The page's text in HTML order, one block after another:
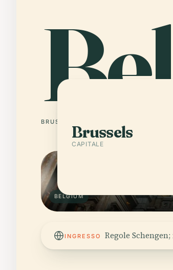
BRUSSELS
BELGIUM
Brussels
CAPITALE
INGRESSO Regole